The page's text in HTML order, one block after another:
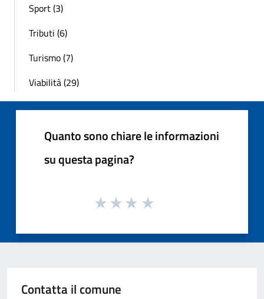
Sport (3)
Tributi (6)
Turismo (7)
Viabilità (29)
Quanto sono chiare le informazioni
su questa pagina?
Contatta il comune